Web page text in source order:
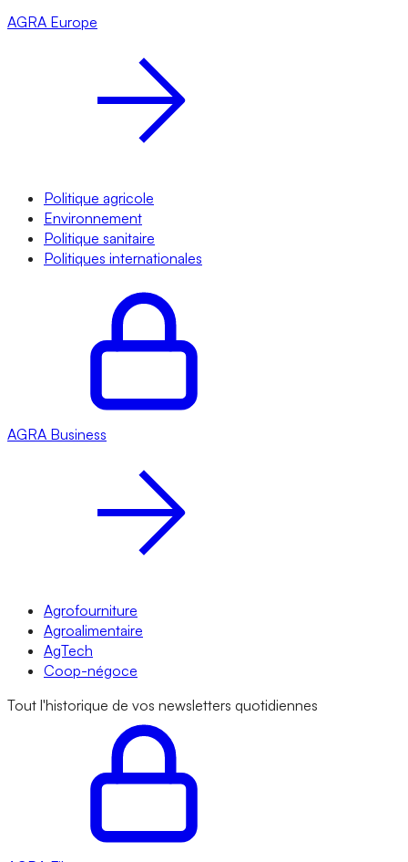
AGRA Europe
Politique agricole
Environnement
Politique sanitaire
Politiques internationales
AGRA Business
Agrofourniture
Agroalimentaire
AgTech
Coop-négoce
Tout l'historique de vos newsletters quotidiennes